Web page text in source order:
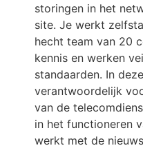
storingen in het
site. Je werkt
hecht team van 20
kennis en werken
standaarden. In
verantwoordelijk
van de
in het functioneren
werkt met de